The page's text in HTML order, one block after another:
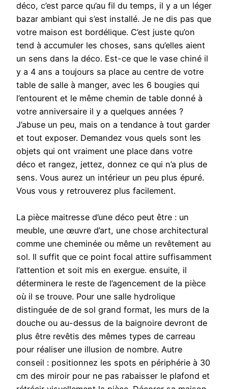
déco, c’est parce qu’au fil du temps, il y a un léger
bazar ambiant qui s’est installé. Je ne dis pas que
votre maison est bordélique. C’est juste qu’on
tend à accumuler les choses, sans qu’elles aient
un sens dans la déco. Est-ce que le vase chiné il
y a 4 ans a toujours sa place au centre de votre
table de salle à manger, avec les 6 bougies qui
l’entourent et le même chemin de table donné à
votre anniversaire il y a quelques années ?
J’abuse un peu, mais on a tendance à tout garder
et tout exposer. Demandez vous quels sont les
objets qui ont vraiment une place dans votre
déco et rangez, jettez, donnez ce qui n’a plus de
sens. Vous aurez un intérieur un peu plus épuré.
Vous vous y retrouverez plus facilement.
La pièce maitresse d’une déco peut être : un
meuble, une œuvre d’art, une chose architectural
comme une cheminée ou même un revêtement au
sol. Il suffit que ce point focal attire suffisamment
l’attention et soit mis en exergue. ensuite, il
déterminera le reste de l’agencement de la pièce
où il se trouve. Pour une salle hydrolique
distinguée de de sol grand format, les murs de la
douche ou au-dessus de la baignoire devront de
plus être revêtis des mêmes types de carreau
pour réaliser une illusion de nombre. Autre
conseil : positionnez les spots en périphérie à 30
cm des miroir pour ne pas rabaisser le plafond et